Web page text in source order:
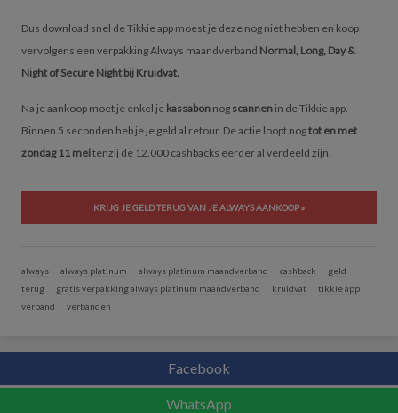
Dus download snel de Tikkie app moest je deze nog niet hebben en koop
vervolgens een verpakking Always maandverband Normal, Long, Day &
Night of Secure Night bij Kruidvat.
Na je aankoop moet je enkel je kassabon nog scannen in de Tikkie app.
Binnen 5 seconden heb je je geld al retour. De actie loopt nogtot en met
zondag 11 meitenzij de 12.000 cashbacks eerder al verdeeld zijn.
KRIJG JE GELD TERUG VAN JE ALWAYS AANKOOP »
always always platinum always platinum maandverband cashback
geld
terug
gratis verpakking always platinum maandverband kruidvat
tikkie app
verband
verbanden
Facebook
WhatsApp